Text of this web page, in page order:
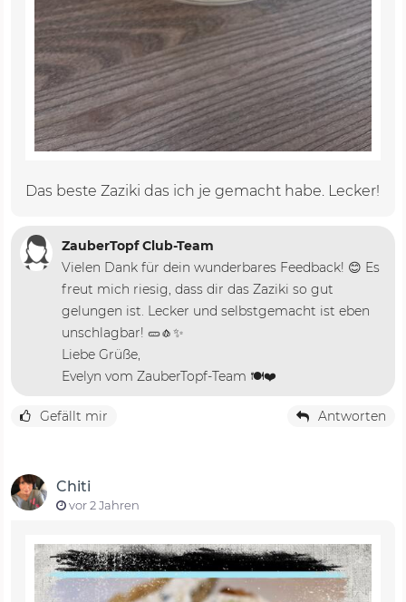
Das beste Zaziki das ich je gemacht habe. Lecker!
ZauberTopf Club-Team
Vielen Dank für dein wunderbares Feedback! 😊 Es
freut mich riesig, dass dir das Zaziki so gut
gelungen ist. Lecker und selbstgemacht ist eben
unschlagbar! 🥒🧄✨
Liebe Grüße,
Evelyn vom ZauberTopf-Team 🍽️❤️
Gefällt mir Antworten
Chiti
vor 2 Jahren